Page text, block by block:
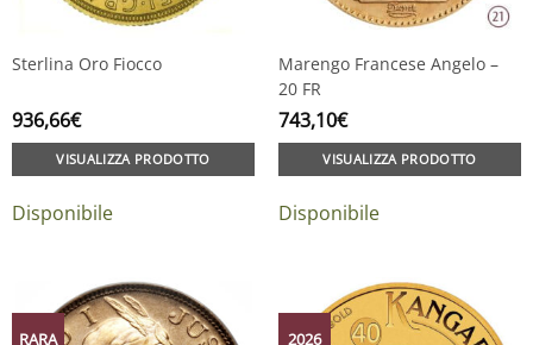
Sterlina Oro Fiocco
936,66€
VISUALIZZA PRODOTTO
Disponibile
Marengo Francese Angelo –
20 FR
743,10€
VISUALIZZA PRODOTTO
Disponibile
RARA 2026